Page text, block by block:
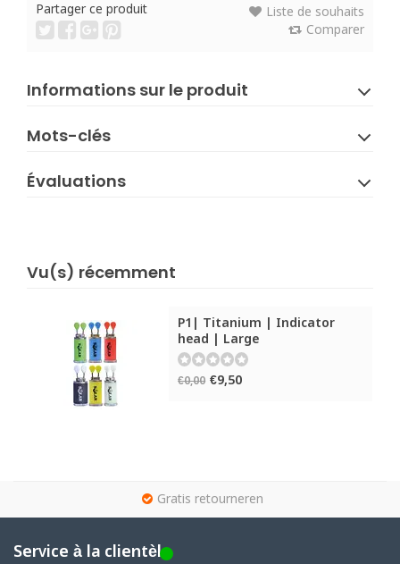
Partager ce produit
Liste de souhaits
Comparer
Informations sur le produit
Mots-clés
Évaluations
Vu(s) récemment
P1| Titanium | Indicator
head | Large
€0,00 €9,50
Gratis retourneren
Service à la clientèle